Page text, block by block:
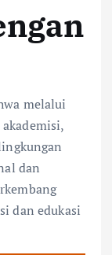
melalui
dan
dan edukasi